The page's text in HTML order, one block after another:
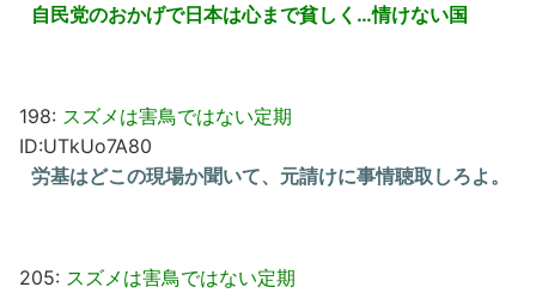
自民党のおかげで日本は心まで貧しく…情けない国
198: スズメは害鳥ではない定期
ID:UTkUo7A80
労基はどこの現場か聞いて、元請けに事情聴取しろよ。
205: スズメは害鳥ではない定期